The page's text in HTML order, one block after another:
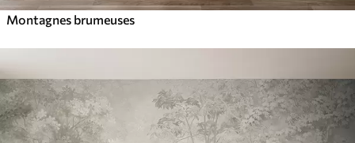
Montagnes brumeuses